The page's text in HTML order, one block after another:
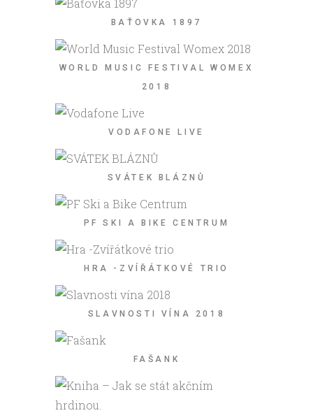
BAŤOVKA 1897
WORLD MUSIC FESTIVAL WOMEX
2018
VODAFONE LIVE
SVÁTEK BLÁZNŮ
PF SKI A BIKE CENTRUM
HRA -ZVÍŘÁTKOVÉ TRIO
SLAVNOSTI VÍNA 2018
FAŠANK